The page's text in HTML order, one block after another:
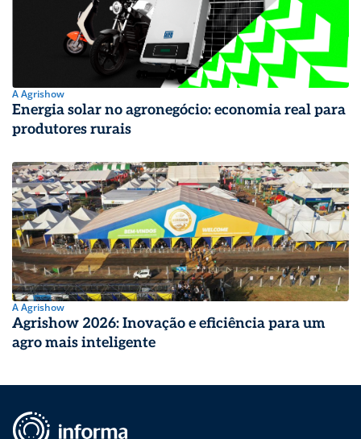
A Agrishow
Energia solar no agronegócio: economia real para
produtores rurais
A Agrishow
Agrishow 2026: Inovação e eficiência para um
agro mais inteligente